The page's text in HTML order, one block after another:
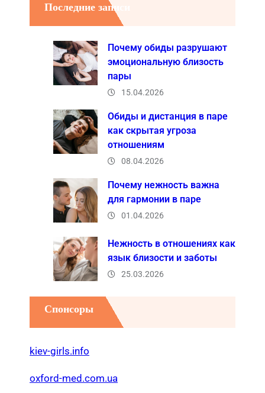
Последние записи
Почему обиды разрушают
эмоциональную близость
пары
15.04.2026
Обиды и дистанция в паре
как скрытая угроза
отношениям
08.04.2026
Почему нежность важна
для гармонии в паре
01.04.2026
Нежность в отношениях как
язык близости и заботы
25.03.2026
Спонсоры
kiev-girls.info
oxford-med.com.ua